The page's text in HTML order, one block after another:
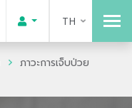
TH
ภาวะการเจ็บป่วย